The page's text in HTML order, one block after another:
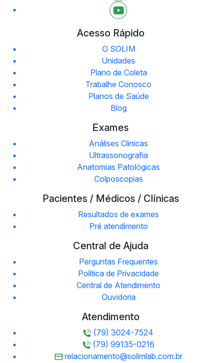
Acesso Rápido
O SOLIM
Unidades
Plano de Coleta
Trabalhe Conosco
Planos de Saúde
Blog
Exames
Análises Clinicas
Ultrassonografia
Anatomias Patológicas
Colposcopias
Pacientes / Médicos / Clínicas
Resultados de exames
Pré atendimento
Central de Ajuda
Perguntas Frequentes
Política de Privacidade
Central de Atendimento
Ouvidoria
Atendimento
(79) 3024-7524
(79) 99135-0216
relacionamento@solimlab.com.br